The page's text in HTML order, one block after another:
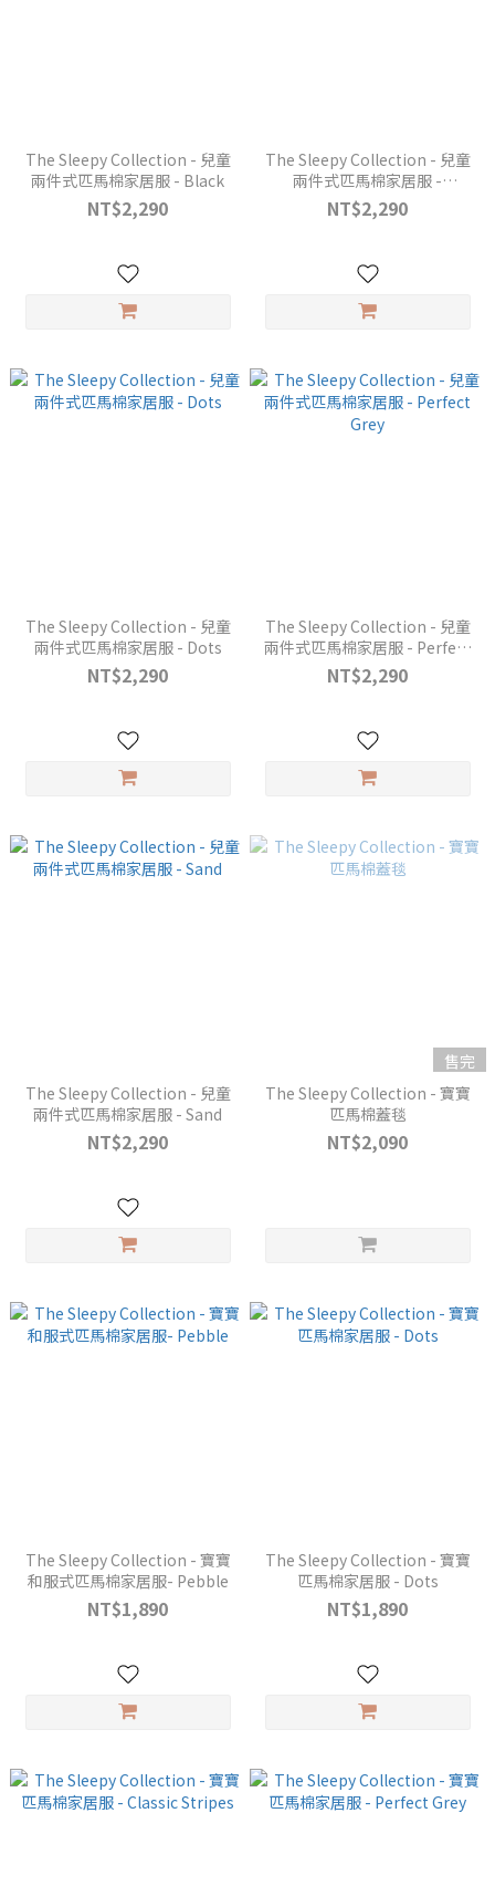
The Sleepy Collection - 兒童
兩件式匹馬棉家居服 - Black
NT$2,290
The Sleepy Collection - 兒童
兩件式匹馬棉家居服 -
Midnight Blue
NT$2,290
The Sleepy Collection - 兒童
兩件式匹馬棉家居服 - Dots
NT$2,290
The Sleepy Collection - 兒童
兩件式匹馬棉家居服 - Perfect
Grey
NT$2,290
The Sleepy Collection - 兒童
兩件式匹馬棉家居服 - Sand
NT$2,290
售完
The Sleepy Collection - 寶寶
匹馬棉蓋毯
NT$2,090
The Sleepy Collection - 寶寶
和服式匹馬棉家居服- Pebble
NT$1,890
The Sleepy Collection - 寶寶
匹馬棉家居服 - Dots
NT$1,890